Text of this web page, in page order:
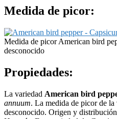
Medida de picor:
Medida de picor American bird
desconocido
Propiedades:
La variedad American bird
annuum. La medida de picor de
desconocido. Origen y